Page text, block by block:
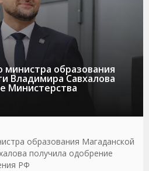
министра образования
Владимира Савхалова
Министерства
образования Магаданской
получила одобрение
РФ